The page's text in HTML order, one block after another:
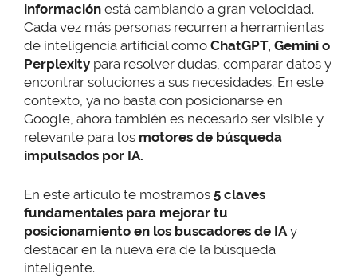
información está cambiando a gran velocidad.
Cada vez más personas recurren a herramientas
de inteligencia artificial como ChatGPT, Gemini o
Perplexity para resolver dudas, comparar datos y
encontrar soluciones a sus necesidades. En este
contexto, ya no basta con posicionarse en
Google, ahora también es necesario ser visible y
relevante para los motores de búsqueda
impulsados por IA.
En este artículo te mostramos 5 claves
fundamentales para mejorar tu
posicionamiento en los buscadores de IA y
destacar en la nueva era de la búsqueda
inteligente.